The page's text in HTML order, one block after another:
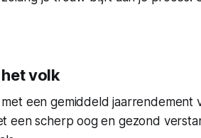
het volk
een gemiddeld jaarrendement
een scherp oog en gezond